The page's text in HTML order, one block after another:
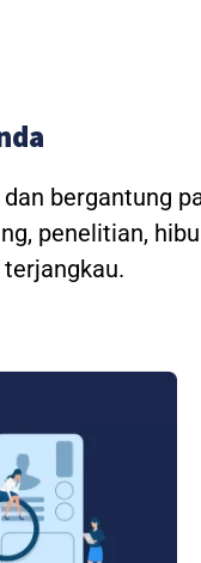
bergantung
penelitian,